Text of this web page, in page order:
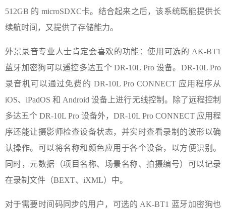
512GB 的 microSDXC卡。结合起来之后，该系统既能提供长
续航时间，又提供了存储能力。
外景录音专业人士肯定会喜欢的功能：使用可选的 AK-BT1
蓝牙加密狗可以遥控多达五个 DR-10L Pro 设备。DR-10L Pro
录音机可以通过免费的 DR-10L Pro CONNECT 应用程序从
iOS、iPadOS 和 Android 设备上进行无线控制。除了远程控制
多达五个 DR-10L Pro 设备外，DR-10L Pro CONNECT 应用程
序还能让摄影师检查设备状态，并实时查看录制的波形以确
认操作。可以将名称和颜色应用于各个设备，以方便识别。
同时，元数据（项目名称、场景名称、拍摄编号）可以记录
在录制文件（BEXT、iXML）中。
对于需要时间码同步的用户，可选的 AK-BT1 蓝牙加密狗也